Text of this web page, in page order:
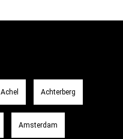
Achel Achterberg
Amsterdam